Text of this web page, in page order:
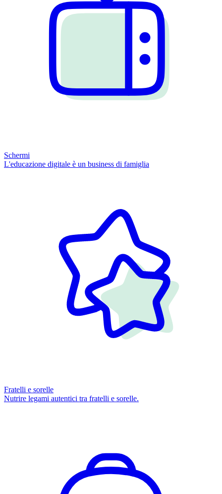
Schermi
L'educazione digitale è un business di famiglia
Fratelli e sorelle
Nutrire legami autentici tra fratelli e sorelle.